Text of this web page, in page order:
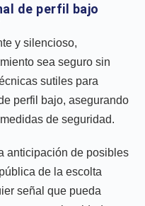
de perfil bajo
y silencioso,
sea seguro sin
sutiles para
perfil bajo, asegurando
de seguridad.
anticipación de posibles
de la escolta
señal que pueda